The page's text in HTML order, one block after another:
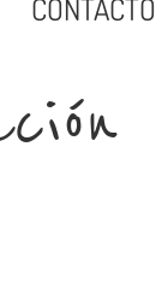
CONTACTO